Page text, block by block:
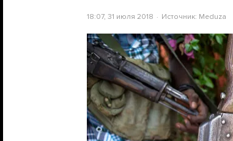
18:07, 31 июля 2018 Источник: Meduza